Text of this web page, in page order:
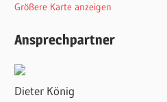
Größere Karte anzeigen
Ansprechpartner
Dieter König